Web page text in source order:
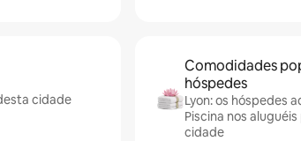
cidade
Comodidades
hóspedes
Lyon: os hóspedes
Piscina nos
cidade